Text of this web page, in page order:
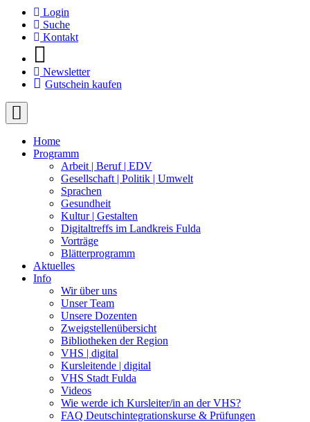
Login
Suche
Kontakt
Newsletter
Gutschein kaufen
Home
Programm
Arbeit | Beruf | EDV
Gesellschaft | Politik | Umwelt
Sprachen
Gesundheit
Kultur | Gestalten
Digitaltreffs im Landkreis Fulda
Vorträge
Blätterprogramm
Aktuelles
Info
Wir über uns
Unser Team
Unsere Dozenten
Zweigstellenübersicht
Bibliotheken der Region
VHS | digital
Kursleitende | digital
VHS Stadt Fulda
Videos
Wie werde ich Kursleiter/in an der VHS?
FAQ Deutschintegrationskurse & Prüfungen